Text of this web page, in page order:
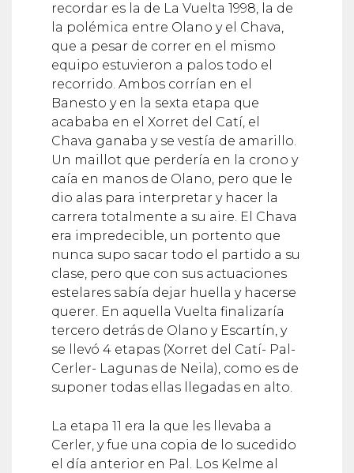
recordar es la de La Vuelta 1998, la de
la polémica entre Olano y el Chava,
que a pesar de correr en el mismo
equipo estuvieron a palos todo el
recorrido. Ambos corrían en el
Banesto y en la sexta etapa que
acababa en el Xorret del Catí, el
Chava ganaba y se vestía de amarillo.
Un maillot que perdería en la crono y
caía en manos de Olano, pero que le
dio alas para interpretar y hacer la
carrera totalmente a su aire. El Chava
era impredecible, un portento que
nunca supo sacar todo el partido a su
clase, pero que con sus actuaciones
estelares sabía dejar huella y hacerse
querer. En aquella Vuelta finalizaría
tercero detrás de Olano y Escartín, y
se llevó 4 etapas (Xorret del Catí- Pal-
Cerler- Lagunas de Neila), como es de
suponer todas ellas llegadas en alto.
La etapa 11 era la que les llevaba a
Cerler, y fue una copia de lo sucedido
el día anterior en Pal. Los Kelme al